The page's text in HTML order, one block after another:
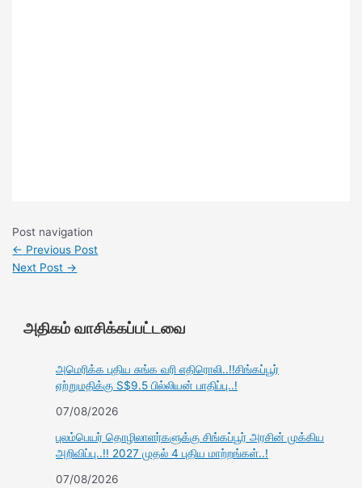
Post navigation
← Previous Post
Next Post →
அதிகம் வாசிக்கப்பட்டவை
அமெரிக்க புதிய சுங்க வரி எதிரொலி..!!சிங்கப்பூர்
ஏற்றுமதிக்கு S$9.5 பில்லியன் பாதிப்பு..!
07/08/2026
புலம்பெயர் தொழிலாளர்களுக்கு சிங்கப்பூர் அரசின் முக்கிய
அறிவிப்பு..!! 2027 முதல் 4 புதிய மாற்றங்கள்..!
07/08/2026